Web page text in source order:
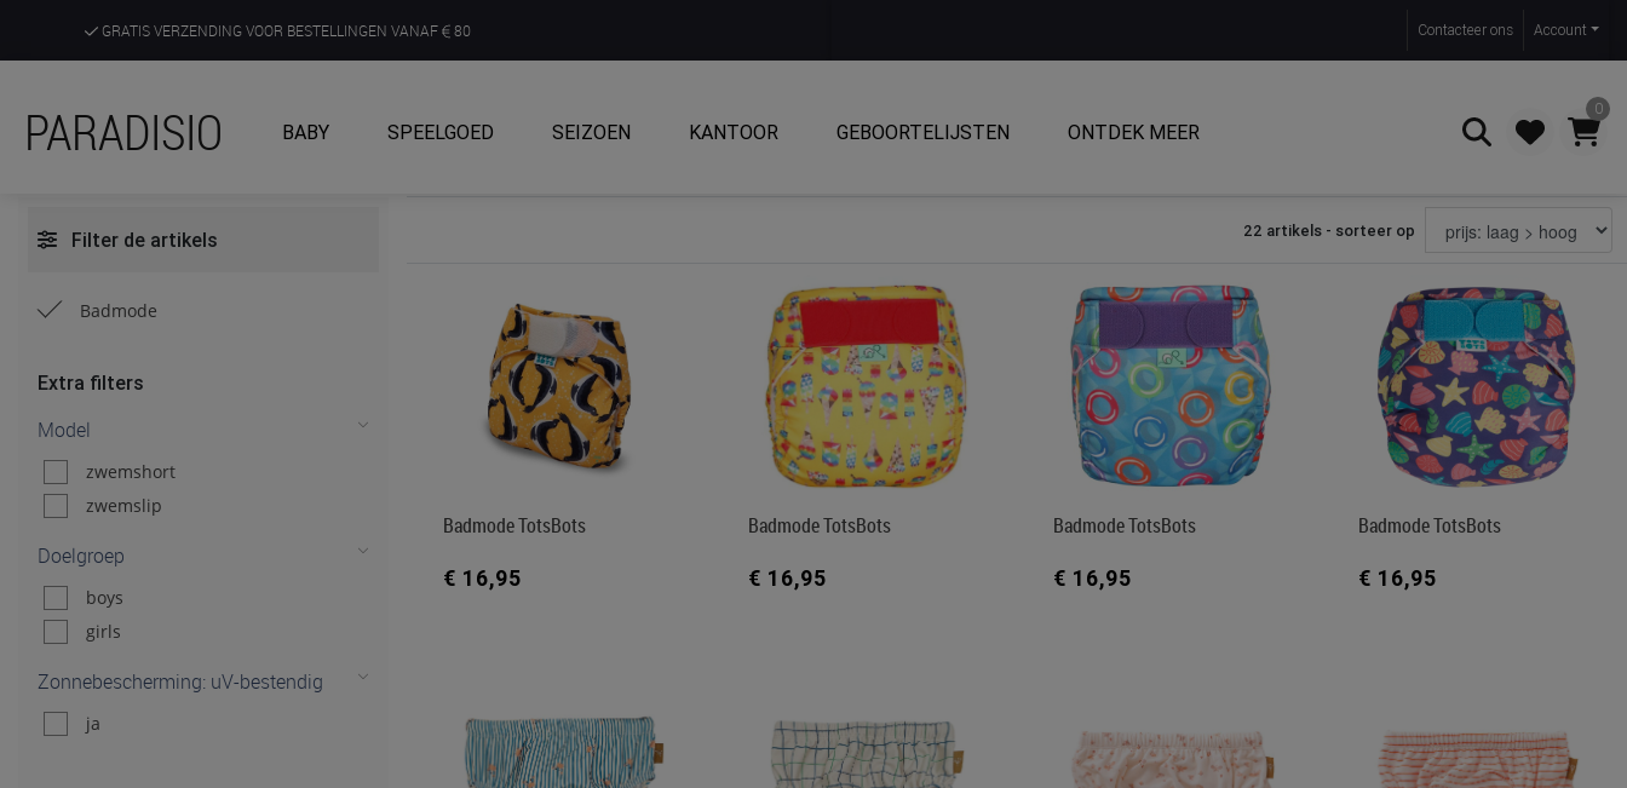
GRATIS VERZENDING VOOR BESTELLINGEN VANAF 80
ONTDEK, BELEEF EN KRIJG ADVIES IN ONZE WINKELS
Contacteer ons Account
PARADISIO BABY SPEELGOED SEIZOEN KANTOOR GEBOORTELIJSTEN ONTDEK MEER
0
Zoeken
Filter de artikels
Badmode
Extra filters
Model
zwemshort
zwemslip
Doelgroep
boys
girls
Zonnebescherming: uV-bestendig
ja
22 artikels - sorteer op
Badmode TotsBots
€ 16,95
Badmode TotsBots
€ 16,95
Badmode TotsBots
€ 16,95
Badmode TotsBots
€ 16,95